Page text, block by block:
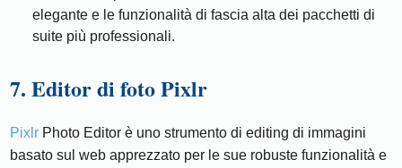
elegante e le funzionalità di fascia alta dei pacchetti di
suite più professionali.
7. Editor di foto Pixlr
Pixlr Photo Editor è uno strumento di editing di immagini
basato sul web apprezzato per le sue robuste funzionalità e